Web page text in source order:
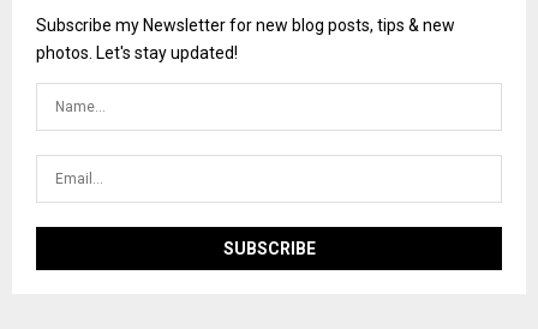
Subscribe my Newsletter for new blog posts, tips & new
photos. Let's stay updated!